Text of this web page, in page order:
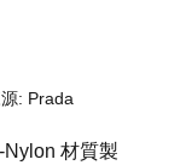
: Prada
Nylon 材質製